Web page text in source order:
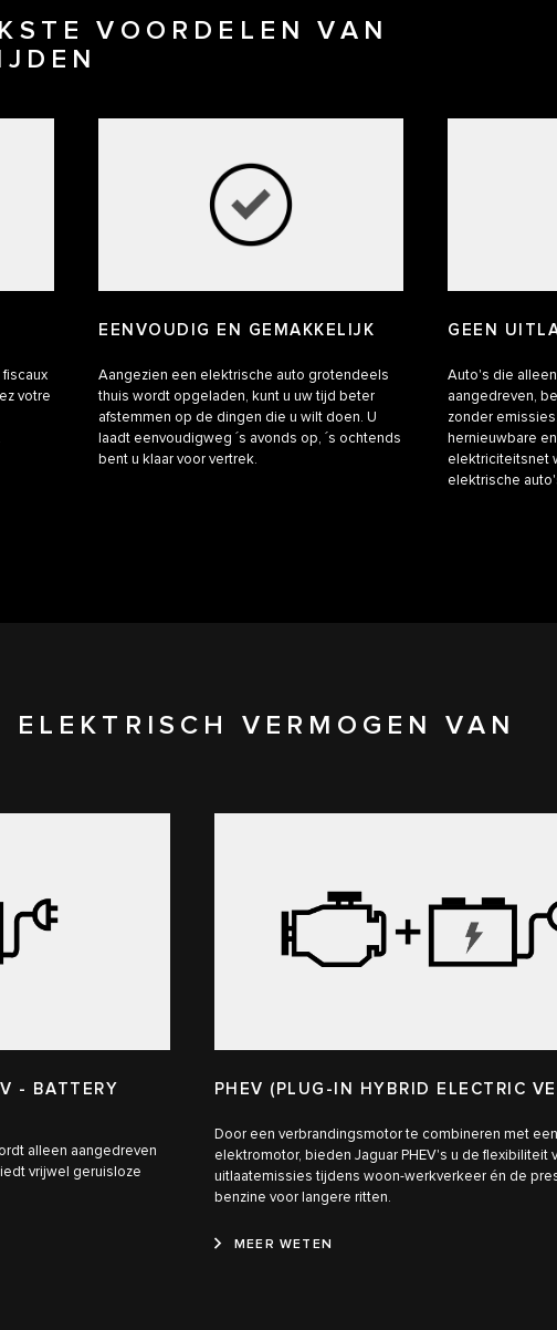
VOORDELEN VAN
votre
EENVOUDIG EN GEMAKKELIJK
Aangezien een elektrische auto grotendeels
thuis wordt opgeladen, kunt u uw tijd beter
afstemmen op de dingen die u wilt doen. U
laadt eenvoudigweg ´s avonds op, ´s ochtends
bent u klaar voor vertrek.
GEEN
Auto's die
aangedreven,
zonder
hernieuwbare
elektriciteitsnet
elektrische
ELEKTRISCH VERMOGEN VAN
- BATTERY
alleen aangedreven
vrijwel geruisloze
PHEV (PLUG-IN HYBRID ELECTRIC
Door een verbrandingsmotor te combineren met een
elektromotor, bieden Jaguar PHEV's u de flexibiliteit
uitlaatemissies tijdens woon-werkverkeer én de
benzine voor langere ritten.
MEER WETEN